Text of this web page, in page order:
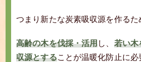
つまり新たな炭素吸収源を作るた
高齢の木を伐採・活用し、 若い木
収源とすることが温暖化防止に必